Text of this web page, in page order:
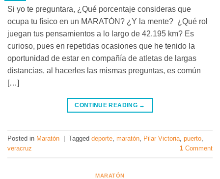
Si yo te preguntara, ¿Qué porcentaje consideras que
ocupa tu físico en un MARATÓN? ¿Y la mente? ¿Qué rol
juegan tus pensamientos a lo largo de 42.195 km? Es
curioso, pues en repetidas ocasiones que he tenido la
oportunidad de estar en compañía de atletas de largas
distancias, al hacerles las mismas preguntas, es común
[…]
CONTINUE READING →
Posted in Maratón Tagged deporte maratón Pilar Victoria puerto
veracruz
1 Comment
MARATÓN